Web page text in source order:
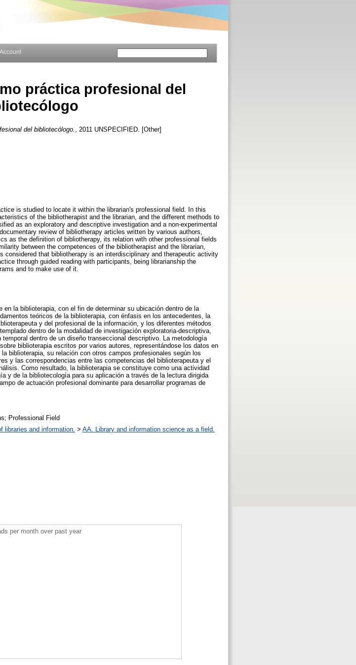
práctica profesional del
del bibliotecólogo. , 2011 UNSPECIFIED. [Other]
is studied to locate it within the librarian's professional field. In this
of the bibliotherapist and the librarian, and the different methods to
as an exploratory and descriptive investigation and a non-experimental
review of bibliotherapy articles written by various authors,
as the definition of bibliotherapy, its relation with other professional fields
between the competences of the bibliotherapist and the librarian,
that bibliotherapy is an interdisciplinary and therapeutic activity
through guided reading with participants, being librarianship the
and to make use of it.
la biblioterapia, con el fin de determinar su ubicación dentro de la
teóricos de la biblioterapia, con énfasis en los antecedentes, la
y del profesional de la información, y los diferentes métodos
dentro de la modalidad de investigación exploratoria-descriptiva,
dentro de un diseño transeccional descriptivo. La metodología
biblioterapia escritos por varios autores, representándose los datos en
biblioterapia, su relación con otros campos profesionales según los
y las correspondencias entre las competencias del biblioterapeuta y el
Como resultado, la biblioterapia se constituye como una actividad
y de la bibliotecología para su aplicación a través de la lectura dirigida
de actuación profesional dominante para desarrollar programas de
Professional Field
libraries and information. > AA. Library and information science as a field.
per month over past year